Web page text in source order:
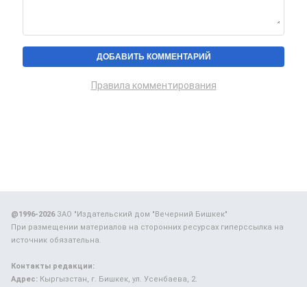
Правила комментирования
@1996-2026ЗАО "Издательский дом "Вечерний Бишкек"
При размещении материалов на сторонних ресурсах гиперссылка на
источник обязательна.
Контакты редакции:
Адрес: Кыргызстан, г. Бишкек, ул. Усенбаева, 2.